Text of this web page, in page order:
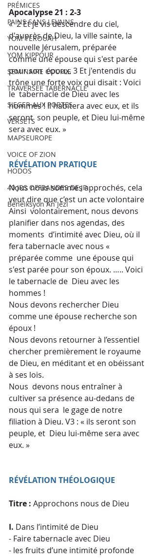
PRÉMICES
PAINS SANS LEVAINS
YOM TEROUAH
YOM KIPPOUR
SEMINAIRE COUPLE
TRAVERSEE TABERNACLE
SIEGER AUX PORTES
VERSETS
MAPSEUROPE
VOICE OF ZION
HODOS
40 JRS OFFRANDES DE JP
Beneiksyon An Jézi
Apocalypse 21 : 2-3
«  2 Et je vis descendre du ciel,
d'auprès de Dieu, la ville sainte, la
nouvelle Jérusalem, préparée
comme une épouse qui s'est parée
pour son  époux. 3 Et j'entendis du
trône une forte voix qui disait : Voici
le  tabernacle de Dieu avec les
hommes ! Il habitera avec eux, et ils
seront  son peuple, et Dieu lui-même
sera avec eux. »
RÉVÉLATION PRATIQUE
Nous nous sommes approchés, cela
veut dire que c’est un acte volontaire
Ainsi  volontairement, nous devons
planifier dans nos agendas, des
moments  d’intimité avec Dieu, où il
fera tabernacle avec nous «
préparée comme  une épouse qui
s'est parée pour son époux. ….. Voici
le tabernacle de  Dieu avec les
hommes !
Nous devons rechercher Dieu
comme une épouse recherche son
époux !
Nous devons retourner à l’essentiel
chercher premièrement le royaume
de Dieu, en méditant et en obéissant
à ses lois.
Nous  devons nous entraîner à
cultiver sa présence au-dedans de
nous qui sera  le gage de notre
filiation à Dieu. V3 : « ils seront son
peuple, et  Dieu lui-même sera avec
eux. »
RÉVÉLATION THÉOLOGIQUE
Titre : Approchons nous de Dieu
I. Dans l’intimité de Dieu
- Faire tabernacle avec Dieu
- les fruits d’une intimité profonde